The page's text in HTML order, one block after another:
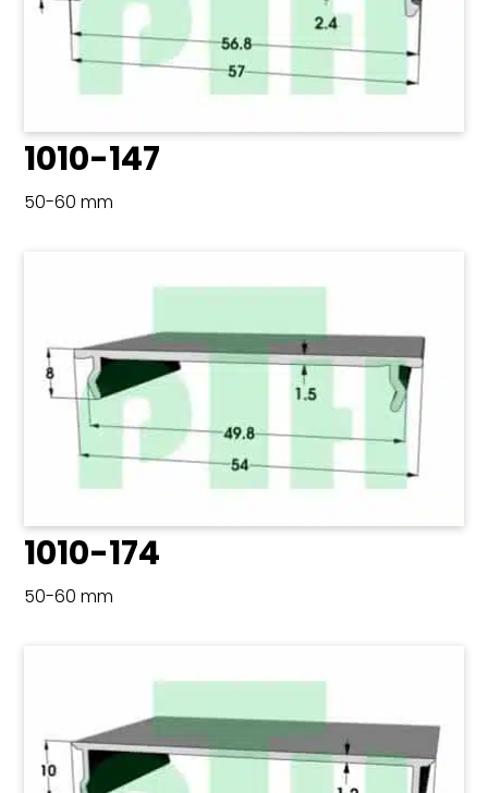
1010-147
50-60 mm
1010-174
50-60 mm